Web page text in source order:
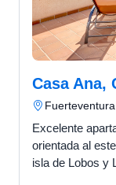
Casa Ana,
Fuerteventura
Excelente
orientada al
isla de Lobos y